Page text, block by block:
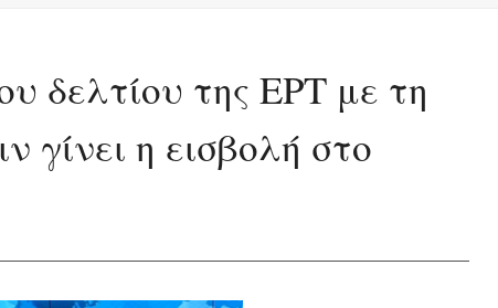
δελτίου της ΕΡΤ με τη
η εισβολή στο